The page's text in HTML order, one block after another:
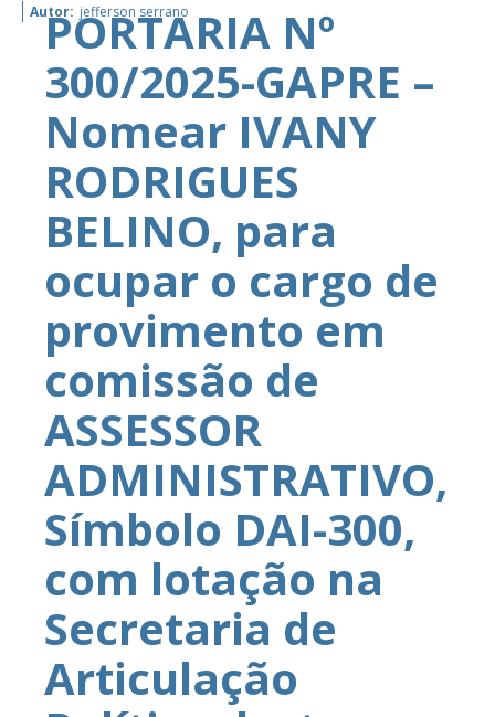
Autor: jefferson serrano
PORTARIA Nº
300/2025-GAPRE –
Nomear IVANY
RODRIGUES
BELINO, para
ocupar o cargo de
provimento em
comissão de
ASSESSOR
ADMINISTRATIVO,
Símbolo DAI-300,
com lotação na
Secretaria de
Articulação